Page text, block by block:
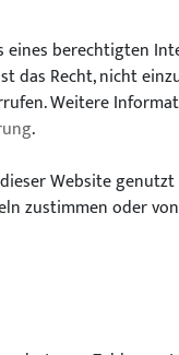
Auto
und einfach
berechtigten
das Recht, nicht
Weitere
.
Website
zustimmen oder